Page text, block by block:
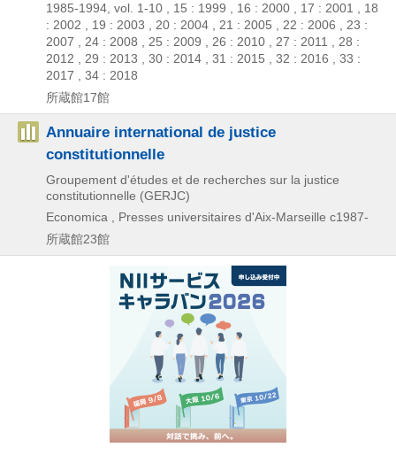
1985-1994, vol. 1-10 , 15 : 1999 , 16 : 2000 , 17 : 2001 , 18
: 2002 , 19 : 2003 , 20 : 2004 , 21 : 2005 , 22 : 2006 , 23 :
2007 , 24 : 2008 , 25 : 2009 , 26 : 2010 , 27 : 2011 , 28 :
2012 , 29 : 2013 , 30 : 2014 , 31 : 2015 , 32 : 2016 , 33 :
2017 , 34 : 2018
所蔵館17館
Annuaire international de justice
constitutionnelle
Groupement d'études et de recherches sur la justice
constitutionnelle (GERJC)
Economica , Presses universitaires d'Aix-Marseille c1987-
所蔵館23館